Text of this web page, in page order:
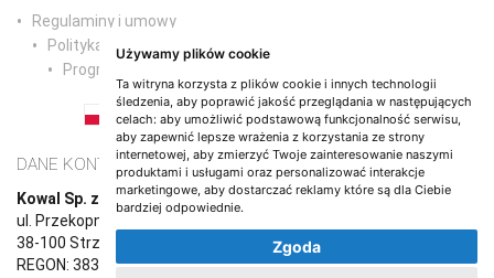
Używamy plików cookie
Ta witryna korzysta z plików cookie i innych technologii
śledzenia, aby poprawić jakość przeglądania w następujących
celach: aby umożliwić podstawową funkcjonalność serwisu,
aby zapewnić lepsze wrażenia z korzystania ze strony
internetowej aby zmierzyć Twoje zainteresowanie naszymi
produktami i usługami oraz personalizować interakcje
marketingowe, aby dostarczać reklamy które są dla Ciebie
bardziej odpowiednie.
Zgoda
Regulaminy i umowy
Polityka prywatności
Program partnerski
PL EN DE NL ES IT FR RO PT
DANE KONTAKTOWE
Kowal Sp. z o.o.
ul. Przekopna 6/1,
38-100 Strzyżów
REGON: 383765987, NIP: 8191670708